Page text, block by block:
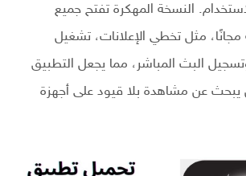
النسخة المهكرة تفتح جميع
مجانًا، مثل تخطي الإعلانات، تشغيل
البث المباشر، مما يجعل التطبيق
يبحث عن مشاهدة بلا قيود على أجهزة